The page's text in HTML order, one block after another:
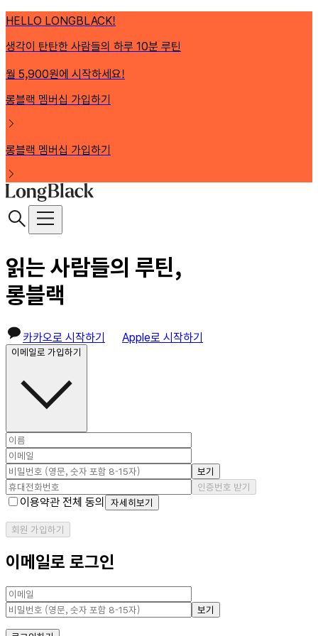
HELLO LONGBLACK!
생각이 탄탄한 사람들의 하루 10분 루틴
월 5,900원에 시작하세요!
롱블랙 멤버십 가입하기
롱블랙 멤버십 가입하기
읽는 사람들의 루틴,
롱블랙
카카오로 시작하기 Apple로 시작하기
이메일로 가입하기
보기
인증번호 받기
이용약관 전체 동의 자세히보기
회원 가입하기
이메일로 로그인
보기